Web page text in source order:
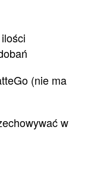
(nie ma
w